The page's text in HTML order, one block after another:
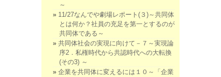
～
11/27なんでや劇場レポート(３)～共同体
とは何か？社員の充足を第一とするのが
共同体である～
共同体社会の実現に向けて－７～実現論
序2．私権時代から共認時代への大転換
(その3) ～
企業を共同体に変えるには１０～「企業